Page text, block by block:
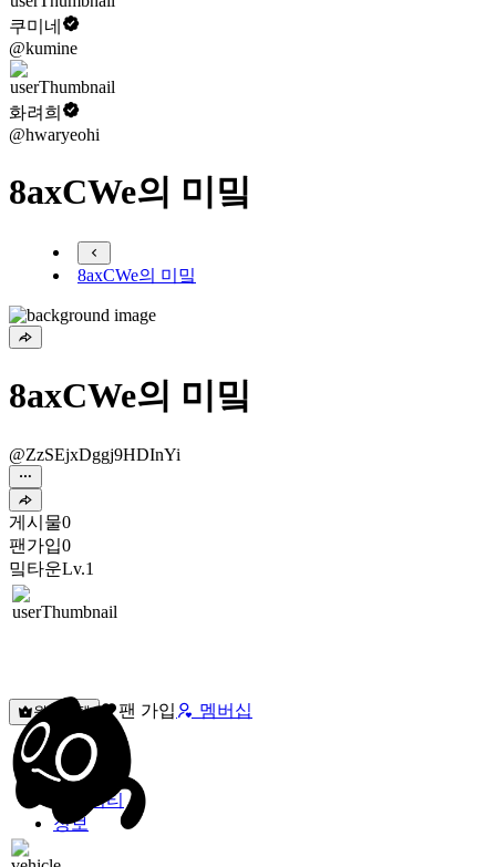
쿠미네
@kumine
화려희
@hwaryeohi
8axCWe의 미밐
8axCWe의 미밐
8axCWe의 미밐
@ZzSEjxDggj9HDInYi
게시물0
팬가입0
밐타운Lv.1
원픽선택 팬 가입 멤버십
밐타운
피드
커뮤니티
정보